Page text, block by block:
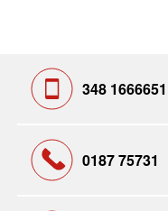
348 1666651
0187 75731